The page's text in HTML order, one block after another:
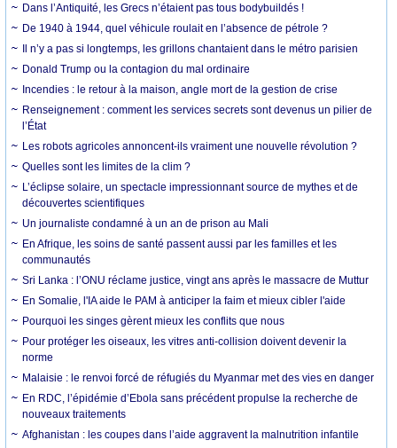
Dans l’Antiquité, les Grecs n’étaient pas tous bodybuildés !
De 1940 à 1944, quel véhicule roulait en l’absence de pétrole ?
Il n’y a pas si longtemps, les grillons chantaient dans le métro parisien
Donald Trump ou la contagion du mal ordinaire
Incendies : le retour à la maison, angle mort de la gestion de crise
Renseignement : comment les services secrets sont devenus un pilier de
l’État
Les robots agricoles annoncent-ils vraiment une nouvelle révolution ?
Quelles sont les limites de la clim ?
L’éclipse solaire, un spectacle impressionnant source de mythes et de
découvertes scientifiques
Un journaliste condamné à un an de prison au Mali
En Afrique, les soins de santé passent aussi par les familles et les
communautés
Sri Lanka : l’ONU réclame justice, vingt ans après le massacre de Muttur
En Somalie, l'IA aide le PAM à anticiper la faim et mieux cibler l'aide
Pourquoi les singes gèrent mieux les conflits que nous
Pour protéger les oiseaux, les vitres anti-collision doivent devenir la
norme
Malaisie : le renvoi forcé de réfugiés du Myanmar met des vies en danger
En RDC, l’épidémie d’Ebola sans précédent propulse la recherche de
nouveaux traitements
Afghanistan : les coupes dans l’aide aggravent la malnutrition infantile